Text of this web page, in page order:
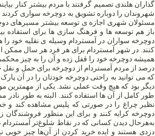
شهروندان را دوباره تشویق به دوچرخه سواری
باز هم توسعه ها و فرهنگ سازی ها برای
دوچرخه سواران در آمستردام وسیله ی نقلیه خود
کنند. در شهر آمستردام برای هر فرد هر سال ممکن
درصد از مردم آمستردام از دوچرخه برای حمل و
که می توانید به راحتی دوچرخه خودتان را در آن
دیگر بود که هیچ وقت عملی نشد. یکی از مهمترین
طور کامل از آن ها استفاده کنند. البته به طور
نظیر چراغ را در صورتی که پلیس مشاهده کند و
دوچرخه کرایه کنند و برای این منظور
به‌هرحال دیدن کسانی که در نقاط شلوغ‌تر
دزدی هستند و ایده خرید کردن از آن‌ها چیز